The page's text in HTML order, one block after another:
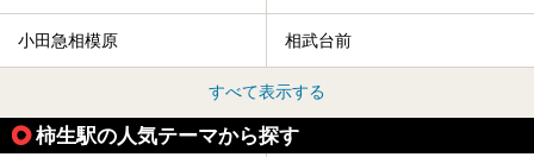
小田急相模原 相武台前
すべて表示する
柿生駅の人気テーマから探す